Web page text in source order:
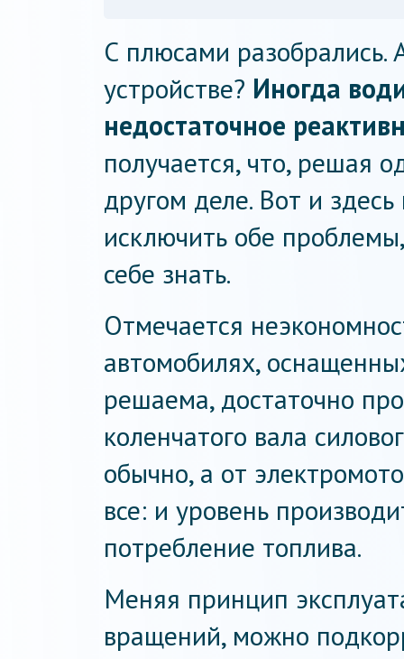
С плюсами разобрались.
устройстве? Иногда
недостаточное
получается, что, решая
другом деле. Вот и
исключить обе
себе знать.
Отмечается
автомобилях,
решаема, достаточно
коленчатого вала
обычно, а от
все: и уровень
потребление топлива.
Меняя принцип
вращений, можно